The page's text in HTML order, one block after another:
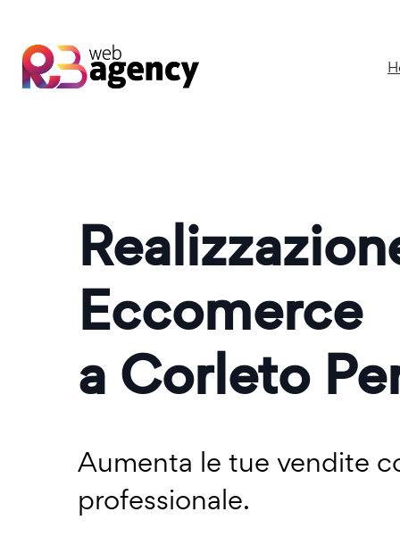
Eccomerce
a Corleto
Aumenta le tue vendite
professionale.